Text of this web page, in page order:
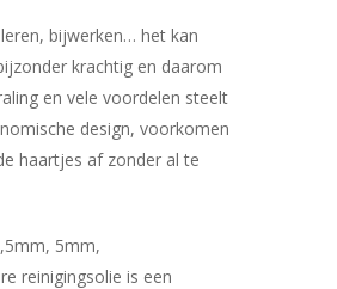
bijwerken… het kan
krachtig en daarom
en vele voordelen steelt
design, voorkomen
haartjes af zonder al te
5mm,
reinigingsolie is een